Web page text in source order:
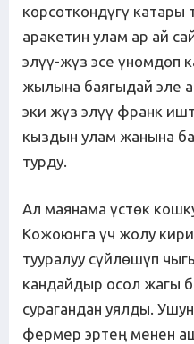
көрсөткөндүгү
аракетин улам ар ай
элүү-жүз эсе үнөмдөп
жылына баягыдай эле
эки жүз элүү франк
кыздын улам жанына
турду.
Ал маянама үстөк
Кожоюнга үч жолу
тууралуу сүйлөшүп
кандайдыр осол жагы
сурагандан уялды.
фермер эртең менен